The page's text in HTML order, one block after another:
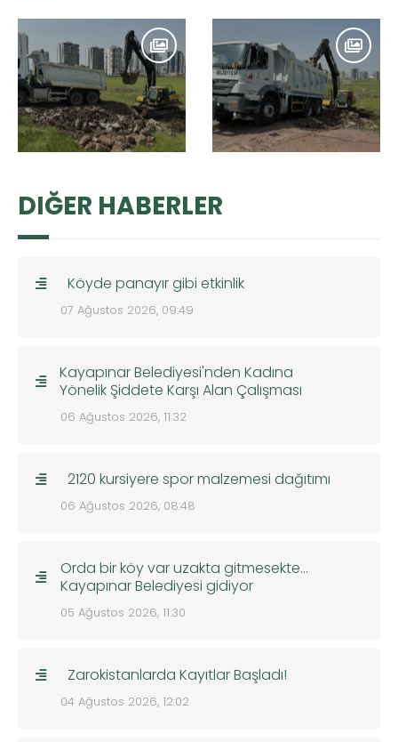
DIĞER HABERLER
Köyde panayır gibi etkinlik
07 Ağustos 2026, 09:49
Kayapınar Belediyesi'nden Kadına
Yönelik Şiddete Karşı Alan Çalışması
06 Ağustos 2026, 11:32
2120 kursiyere spor malzemesi dağıtımı
06 Ağustos 2026, 08:48
Orda bir köy var uzakta gitmesekte…
Kayapınar Belediyesi gidiyor
05 Ağustos 2026, 11:30
Zarokistanlarda Kayıtlar Başladı!
04 Ağustos 2026, 12:02